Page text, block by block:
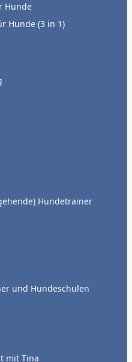
Hunde
Hunde (3 in 1)
Hundetrainer
und Hundeschulen
mit Tina